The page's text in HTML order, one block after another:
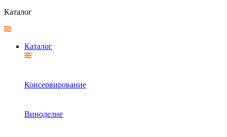
Каталог
Каталог
Консервирование
Виноделие